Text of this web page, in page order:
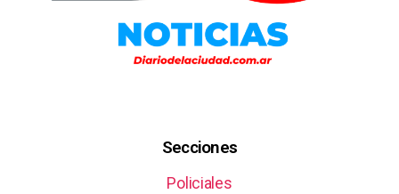
Secciones
Policiales